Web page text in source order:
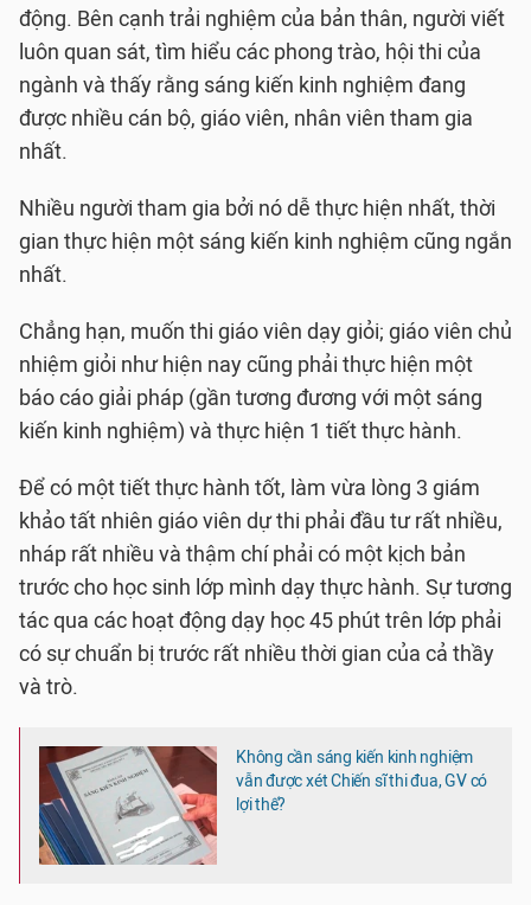
động. Bên cạnh trải nghiệm của bản thân, người viết
luôn quan sát, tìm hiểu các phong trào, hội thi của
ngành và thấy rằng sáng kiến kinh nghiệm đang
được nhiều cán bộ, giáo viên, nhân viên tham gia
nhất.
Nhiều người tham gia bởi nó dễ thực hiện nhất, thời
gian thực hiện một sáng kiến kinh nghiệm cũng ngắn
nhất.
Chẳng hạn, muốn thi giáo viên dạy giỏi; giáo viên chủ
nhiệm giỏi như hiện nay cũng phải thực hiện một
báo cáo giải pháp (gần tương đương với một sáng
kiến kinh nghiệm) và thực hiện 1 tiết thực hành.
Để có một tiết thực hành tốt, làm vừa lòng 3 giám
khảo tất nhiên giáo viên dự thi phải đầu tư rất nhiều,
nháp rất nhiều và thậm chí phải có một kịch bản
trước cho học sinh lớp mình dạy thực hành. Sự tương
tác qua các hoạt động dạy học 45 phút trên lớp phải
có sự chuẩn bị trước rất nhiều thời gian của cả thầy
và trò.
Không cần sáng kiến kinh nghiệm
vẫn được xét Chiến sĩ thi đua, GV có
lợi thế?